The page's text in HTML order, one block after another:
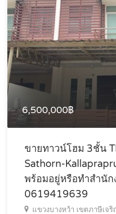
6,500,000฿
ขายทาวน์โฮม 3ชั้น
Sathorn-
พร้อมอยู่หรือทำสำนั
0619419639
แขวงบางหว้า เขตภาษีเจ